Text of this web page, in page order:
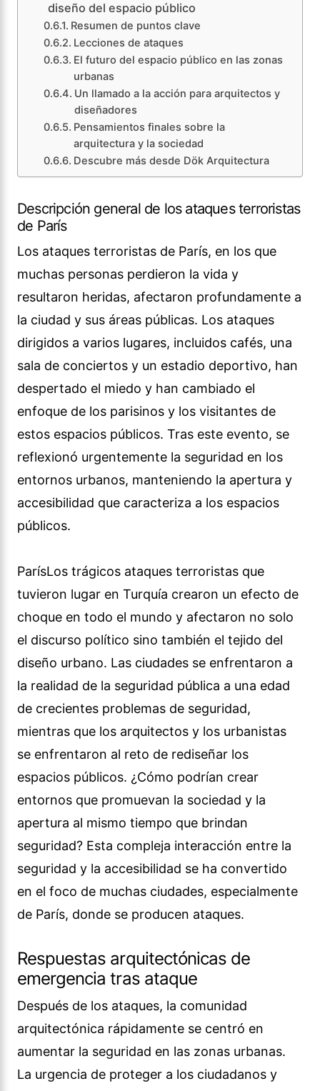
diseño del espacio público
Resumen de puntos clave
Lecciones de ataques
El futuro del espacio público en las zonas
urbanas
Un llamado a la acción para arquitectos y
diseñadores
Pensamientos finales sobre la
arquitectura y la sociedad
Descubre más desde Dök Arquitectura
Descripción general de los ataques terroristas
de París
Los ataques terroristas de París, en los que
muchas personas perdieron la vida y
resultaron heridas, afectaron profundamente a
la ciudad y sus áreas públicas. Los ataques
dirigidos a varios lugares, incluidos cafés, una
sala de conciertos y un estadio deportivo, han
despertado el miedo y han cambiado el
enfoque de los parisinos y los visitantes de
estos espacios públicos. Tras este evento, se
reflexionó urgentemente la seguridad en los
entornos urbanos, manteniendo la apertura y
accesibilidad que caracteriza a los espacios
públicos.
ParísLos trágicos ataques terroristas que
tuvieron lugar en Turquía crearon un efecto de
choque en todo el mundo y afectaron no solo
el discurso político sino también el tejido del
diseño urbano. Las ciudades se enfrentaron a
la realidad de la seguridad pública a una edad
de crecientes problemas de seguridad,
mientras que los arquitectos y los urbanistas
se enfrentaron al reto de rediseñar los
espacios públicos. ¿Cómo podrían crear
entornos que promuevan la sociedad y la
apertura al mismo tiempo que brindan
seguridad? Esta compleja interacción entre la
seguridad y la accesibilidad se ha convertido
en el foco de muchas ciudades, especialmente
de París, donde se producen ataques.
Respuestas arquitectónicas de
emergencia tras ataque
Después de los ataques, la comunidad
arquitectónica rápidamente se centró en
aumentar la seguridad en las zonas urbanas.
La urgencia de proteger a los ciudadanos y